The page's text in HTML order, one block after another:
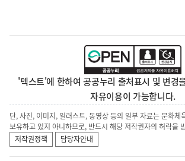
'텍스트'에 한하여 공공누리 출처표시 및 변경
자유이용이 가능합니다.
단, 사진, 이미지, 일러스트, 동영상 등의 일부 자료는 문화체
보유하고 있지 아니하므로, 반드시 해당 저작권자의 허락을
저작권정책
담당자안내